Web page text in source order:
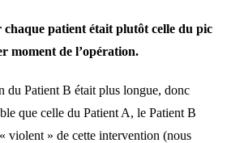
patient était plutôt celle du pic
moment de l’opération.
du Patient B était plus longue, donc
que celle du Patient A, le Patient B
violent » de cette intervention (nous